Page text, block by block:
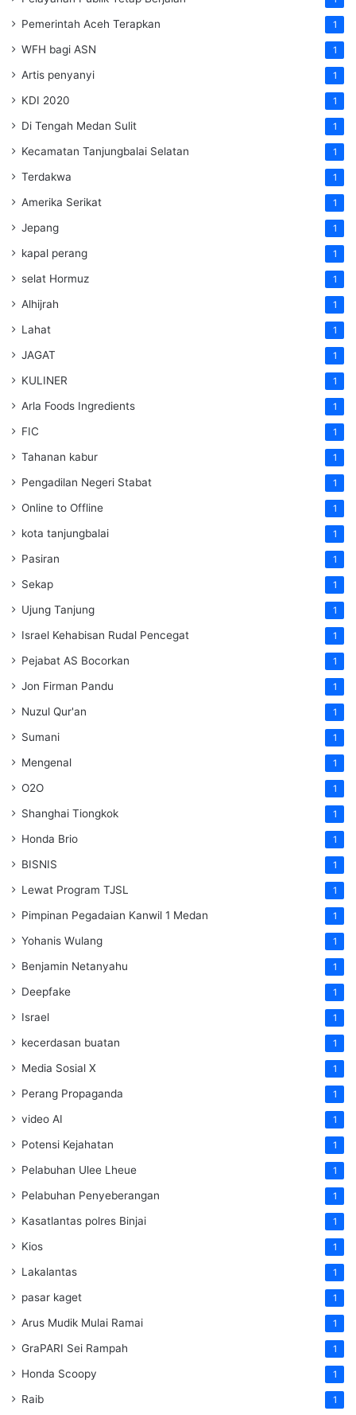
Pemerintah Aceh Terapkan 1
WFH bagi ASN 1
Artis penyanyi 1
KDI 2020 1
Di Tengah Medan Sulit 1
Kecamatan Tanjungbalai Selatan 1
Terdakwa 1
Amerika Serikat 1
Jepang 1
kapal perang 1
selat Hormuz 1
Alhijrah 1
Lahat 1
JAGAT 1
KULINER 1
Arla Foods Ingredients 1
FIC 1
Tahanan kabur 1
Pengadilan Negeri Stabat 1
Online to Offline 1
kota tanjungbalai 1
Pasiran 1
Sekap 1
Ujung Tanjung 1
Israel Kehabisan Rudal Pencegat 1
Pejabat AS Bocorkan 1
Jon Firman Pandu 1
Nuzul Qur'an 1
Sumani 1
Mengenal 1
O2O 1
Shanghai Tiongkok 1
Honda Brio 1
BISNIS 1
Lewat Program TJSL 1
Pimpinan Pegadaian Kanwil 1 Medan 1
Yohanis Wulang 1
Benjamin Netanyahu 1
Deepfake 1
Israel 1
kecerdasan buatan 1
Media Sosial X 1
Perang Propaganda 1
video AI 1
Potensi Kejahatan 1
Pelabuhan Ulee Lheue 1
Pelabuhan Penyeberangan 1
Kasatlantas polres Binjai 1
Kios 1
Lakalantas 1
pasar kaget 1
Arus Mudik Mulai Ramai 1
GraPARI Sei Rampah 1
Honda Scoopy 1
Raib 1